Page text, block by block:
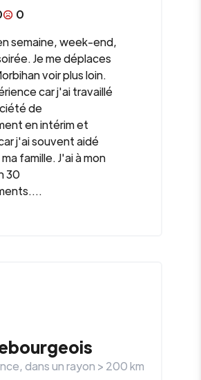
0
semaine, week-end,
Je me déplaces
voir plus loin.
car j'ai travaillé
de
en intérim et
j'ai souvent aidé
famille. J'ai à mon
30
, dans un rayon > 200km